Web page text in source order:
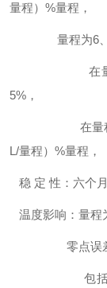
量程）%量程，
量程为6、
在量程经为
5%，
在量程比为
L/量程）%量程，
稳 定 性：六个
温度影响：量程
零点误差为
包括量程和